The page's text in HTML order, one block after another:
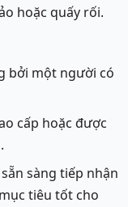
hoặc quấy rối.
bởi một người có
cấp hoặc được
sàng tiếp nhận
tiêu tốt cho